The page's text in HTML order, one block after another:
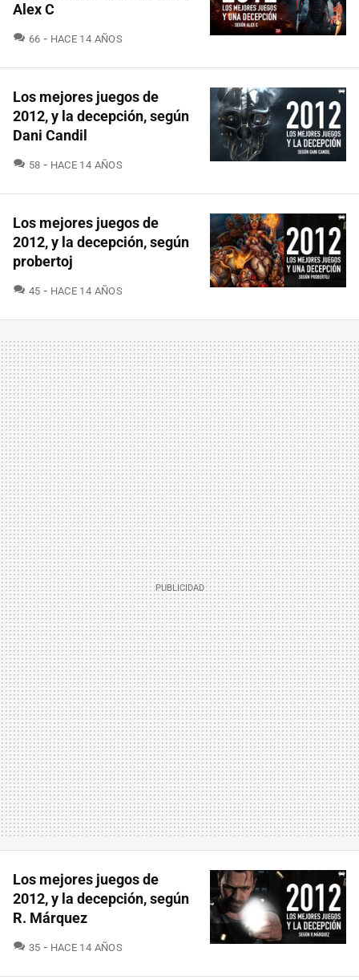
Alex C
66 COMENTARIOS
HACE 14 AÑOS
Los mejores juegos de
2012, y la decepción, según
Dani Candil
58 COMENTARIOS
HACE 14 AÑOS
Los mejores juegos de
2012, y la decepción, según
probertoj
45 COMENTARIOS
HACE 14 AÑOS
Los mejores juegos de
2012, y la decepción, según
R. Márquez
35 COMENTARIOS
HACE 14 AÑOS